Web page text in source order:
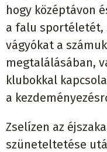
hogy középtávon
a falu sportéletét,
vágyókat a
megtalálásában,
klubokkal
a
Zselízen az
szüneteltetése